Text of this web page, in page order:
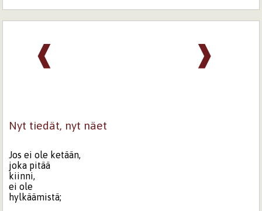
❱
❰
Nyt tiedät, nyt näet
Jos ei ole ketään,
joka pitää
kiinni,
ei ole
hylkäämistä;